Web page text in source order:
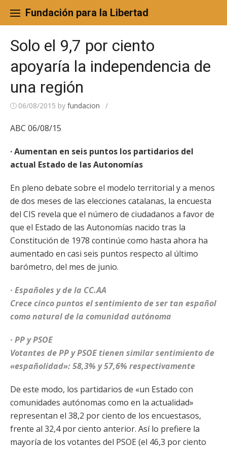
content
Fundación para la Libertad
Solo el 9,7 por ciento
apoyaría la independencia de
una región
06/08/2015 by fundacion /
ABC 06/08/15
· Aumentan en seis puntos los partidarios del
actual Estado de las Autonomías
En pleno debate sobre el modelo territorial y a menos
de dos meses de las elecciones catalanas, la encuesta
del CIS revela que el número de ciudadanos a favor de
que el Estado de las Autonomías nacido tras la
Constitución de 1978 continúe como hasta ahora ha
aumentado en casi seis puntos respecto al último
barómetro, del mes de junio.
· Españoles y de la CC.AA
Crece cinco puntos el sentimiento de ser tan español
como natural de la comunidad autónoma
· PP y PSOE
Votantes de PP y PSOE tienen similar sentimiento de
«españolidad»: 58,3% y 57,6% respectivamente
De este modo, los partidarios de «un Estado con
comunidades autónomas como en la actualidad»
representan el 38,2 por ciento de los encuestasos,
frente al 32,4 por ciento anterior. Así lo prefiere la
mayoría de los votantes del PSOE (el 46,3 por ciento